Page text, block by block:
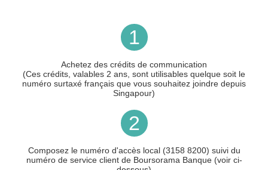
1
Achetez des crédits de communication
(Ces crédits, valables 2 ans, sont utilisables quelque soit le
numéro surtaxé français que vous souhaitez joindre depuis
Singapour)
2
Composez le numéro d'accès local (3158 8200) suivi du
numéro de service client de Boursorama Banque (voir ci-